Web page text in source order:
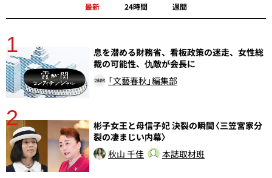
最新 24時間 週間
1
息を潜める財務省、看板政策の迷走、女性総
裁の可能性、仇敵が会長に
「文藝春秋」編集部
2
彬子女王と母信子妃 決裂の瞬間〈三笠宮家分
裂の凄まじい内幕〉
秋山 千佳
本誌取材班